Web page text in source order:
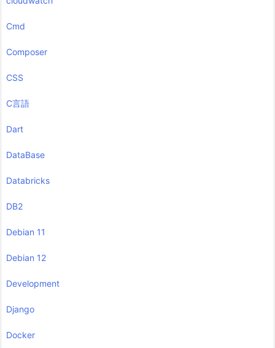
Cmd
Composer
CSS
C言語
Dart
DataBase
Databricks
DB2
Debian 11
Debian 12
Development
Django
Docker